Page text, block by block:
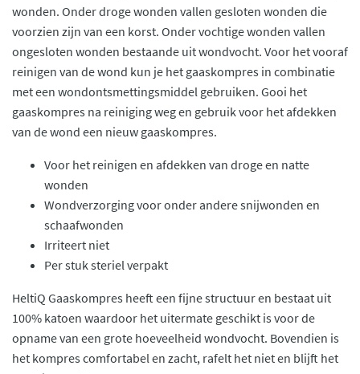
wonden. Onder droge wonden vallen gesloten wonden die
voorzien zijn van een korst. Onder vochtige wonden vallen
ongesloten wonden bestaande uit wondvocht. Voor het vooraf
reinigen van de wond kun je het gaaskompres in combinatie
met een wondontsmettingsmiddel gebruiken. Gooi het
gaaskompres na reiniging weg en gebruik voor het afdekken
van de wond een nieuw gaaskompres.
Voor het reinigen en afdekken van droge en natte
wonden
Wondverzorging voor onder andere snijwonden en
schaafwonden
Irriteert niet
Per stuk steriel verpakt
HeltiQ Gaaskompres heeft een fijne structuur en bestaat uit
100% katoen waardoor het uitermate geschikt is voor de
opname van een grote hoeveelheid wondvocht. Bovendien is
het kompres comfortabel en zacht, rafelt het niet en blijft het